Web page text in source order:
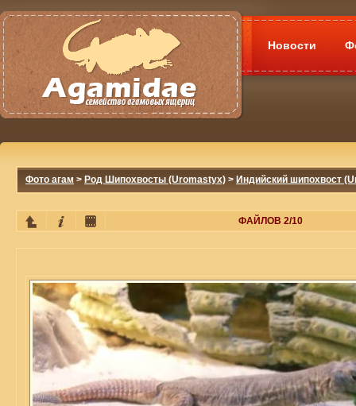
Новости
Фото агам > Род Шипохвосты (Uromastyx) > Индийский шипохвост
ФАЙЛОВ 2/10